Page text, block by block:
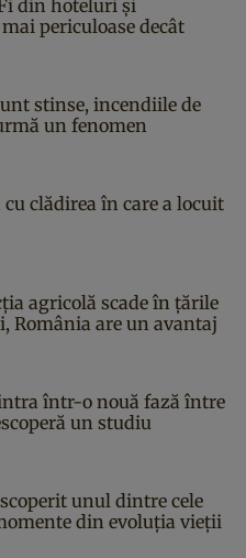
din hoteluri și
periculoase decât
stinse, incendiile de
un fenomen
cu clădirea în care a locuit
agricolă scade în țările
România are un avantaj
într-o nouă fază între
un studiu
unul dintre cele
din evoluția vieții